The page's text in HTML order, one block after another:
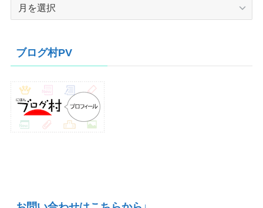
ブ
ブログ村PV